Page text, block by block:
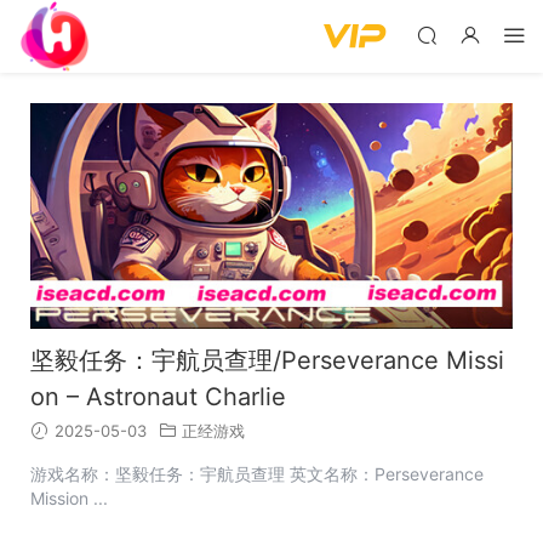
坚毅任务：宇航员查理/Perseverance Missi
on – Astronaut Charlie
2025-05-03 正经游戏
游戏名称：坚毅任务：宇航员查理 英文名称：Perseverance
Mission ...